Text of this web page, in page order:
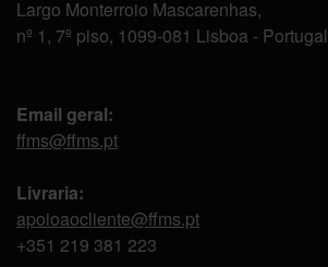
Largo Monterroio Mascarenhas,
nº 1, 7º piso, 1099-081 Lisboa - Portugal
Email geral:
ffms@ffms.pt
Livraria:
apoioaocliente@ffms.pt
+351 219 381 223